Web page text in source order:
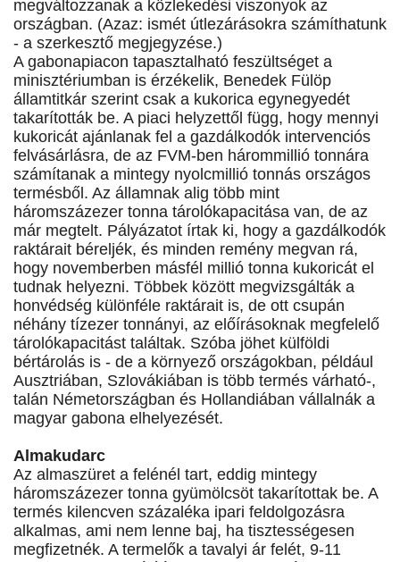
megváltozzanak a közlekedési viszonyok az
országban. (Azaz: ismét útlezárásokra számíthatunk
- a szerkesztő megjegyzése.)
A gabonapiacon tapasztalható feszültséget a
minisztériumban is érzékelik, Benedek Fülöp
államtitkár szerint csak a kukorica egynegyedét
takarították be. A piaci helyzettől függ, hogy mennyi
kukoricát ajánlanak fel a gazdálkodók intervenciós
felvásárlásra, de az FVM-ben hárommillió tonnára
számítanak a mintegy nyolcmillió tonnás országos
termésből. Az államnak alig több mint
háromszázezer tonna tárolókapacitása van, de az
már megtelt. Pályázatot írtak ki, hogy a gazdálkodók
raktárait béreljék, és minden remény megvan rá,
hogy novemberben másfél millió tonna kukoricát el
tudnak helyezni. Többek között megvizsgálták a
honvédség különféle raktárait is, de ott csupán
néhány tízezer tonnányi, az előírásoknak megfelelő
tárolókapacitást találtak. Szóba jöhet külföldi
bértárolás is - de a környező országokban, például
Ausztriában, Szlovákiában is több termés várható-,
talán Németországban és Hollandiában vállalnák a
magyar gabona elhelyezését.
Almakudarc
Az almaszüret a felénél tart, eddig mintegy
háromszázezer tonna gyümölcsöt takarítottak be. A
termés kilencven százaléka ipari feldolgozásra
alkalmas, ami nem lenne baj, ha tisztességesen
megfizetnék. A termelők a tavalyi ár felét, 9-11